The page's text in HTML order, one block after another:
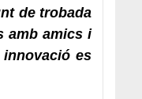
de trobada
amb amics i
es